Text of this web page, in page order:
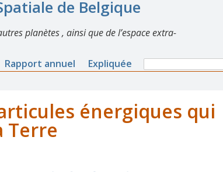
de Belgique
planètes , ainsi que de l’espace extra-
Rapport annuel Expliquée
Search
Search
énergiques qui
Terre